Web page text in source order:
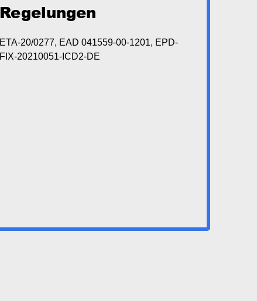
Regelungen
ETA-20/0277, EAD 041559-00-1201, EPD-
FIX-20210051-ICD2-DE